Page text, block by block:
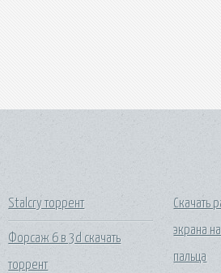
Stalcry торрент
Форсаж 6 в 3d скачать
торрент
Скачать
экрана
пальца